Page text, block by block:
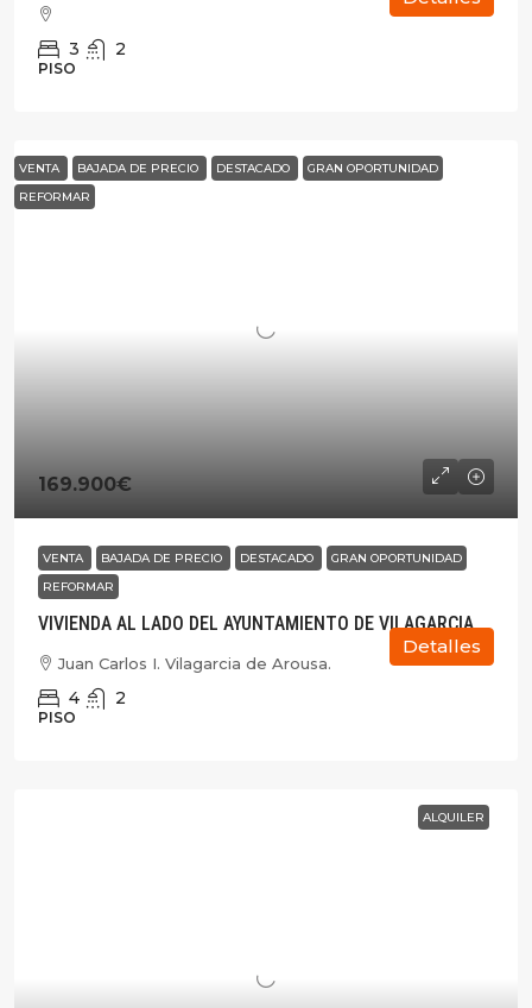
3 2
PISO
VENTA BAJADA DE PRECIO DESTACADO
GRAN OPORTUNIDAD
REFORMAR
169.900€
VENTA BAJADA DE PRECIO DESTACADO
GRAN OPORTUNIDAD
REFORMAR
VIVIENDA AL LADO DEL AYUNTAMIENTO DE VILAGARCIA
Juan Carlos I. Vilagarcia de Arousa.
4 2
PISO
Detalles
ALQUILER